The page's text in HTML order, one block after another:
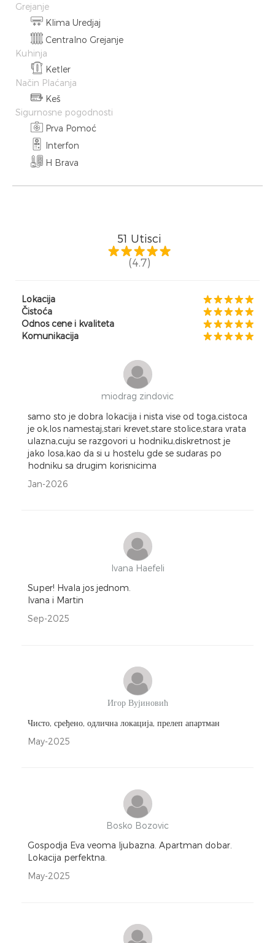
Grejanje
Klima Uredjaj
Centralno Grejanje
Kuhinja
Ketler
Način Plaćanja
Keš
Sigurnosne pogodnosti
Prva Pomoć
Interfon
H Brava
51 Utisci
(4.7)
Lokacija
Čistoća
Odnos cene i kvaliteta
Komunikacija
miodrag zindovic
samo sto je dobra lokacija i nista vise od toga,cistoca
je ok,los namestaj,stari krevet,stare stolice,stara vrata
ulazna,cuju se razgovori u hodniku,diskretnost je
jako losa,kao da si u hostelu gde se sudaras po
hodniku sa drugim korisnicima
Jan-2026
Ivana Haefeli
Super! Hvala jos jednom.
Ivana i Martin
Sep-2025
Игор Вујиновић
Чисто, сређено, одлична локација, прелеп апартман
May-2025
Bosko Bozovic
Gospodja Eva veoma ljubazna. Apartman dobar.
Lokacija perfektna.
May-2025